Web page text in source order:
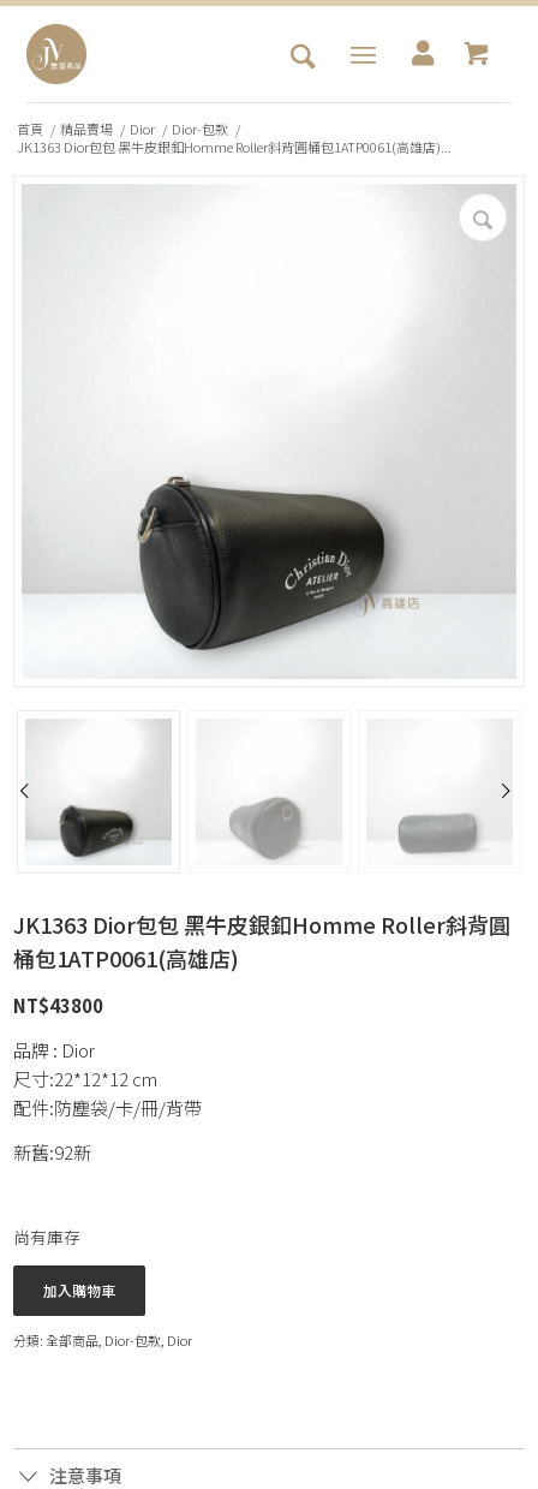
首頁 / 精品賣場 / Dior / Dior-包款 /
JK1363 Dior包包 黑牛皮銀釦Homme Roller斜背圓桶包1ATP0061(高雄店)...
JK1363 Dior包包 黑牛皮銀釦Homme Roller斜背圓
桶包1ATP0061(高雄店)
NT$43800
品牌 : Dior
尺寸:22*12*12 cm
配件:防塵袋/卡/冊/背帶
新舊:92新
尚有庫存
加入購物車
分類:全部商品 Dior-包款 Dior
注意事項